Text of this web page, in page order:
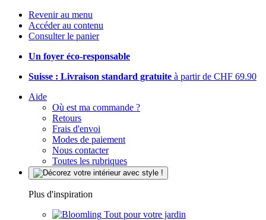
Revenir au menu
Accéder au contenu
Consulter le panier
Un foyer éco-responsable
Suisse : Livraison standard gratuite à partir de CHF 69.90
Aide
Où est ma commande ?
Retours
Frais d'envoi
Modes de paiement
Nous contacter
Toutes les rubriques
Plus d'inspiration
Tout pour votre jardin